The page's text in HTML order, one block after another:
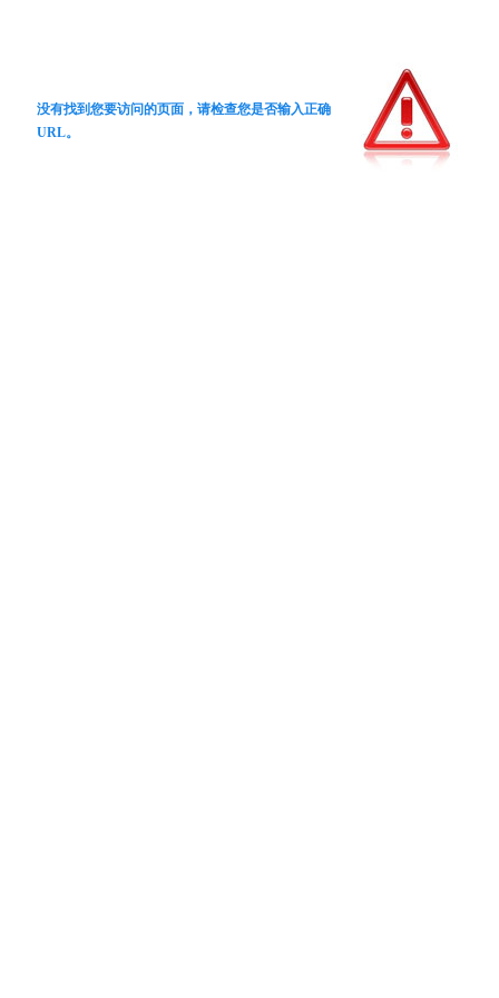
没有找到您要访问的页面，请检查您是否输入正确
URL。